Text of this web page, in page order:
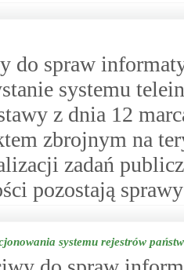
do spraw
systemu
z dnia 12
zbrojnym na
zadań
pozostają
systemu rejestrów